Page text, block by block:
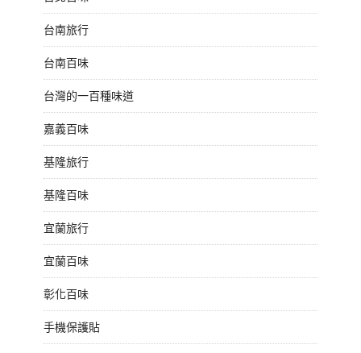
台南旅行
台南百味
台灣的一百種味道
嘉義百味
基隆旅行
基隆百味
宜蘭旅行
宜蘭百味
彰化百味
手機保護貼